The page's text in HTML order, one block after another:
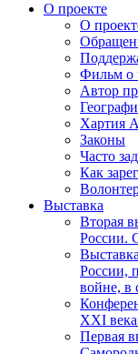
О проекте
О
Фильм о
Автор
Хартия
Законы
Часто
Как
Выставка
Вторая
России.
России,
войне, в
XXI
Первая